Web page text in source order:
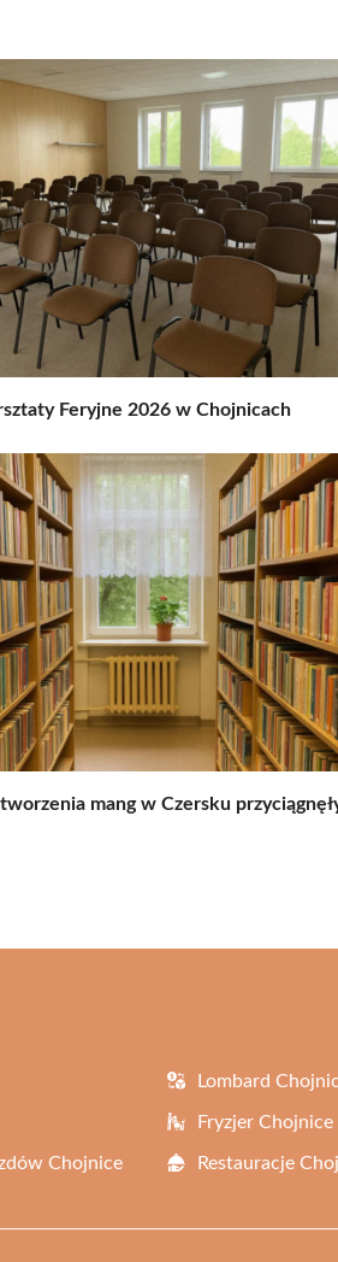
Feryjne 2026 w Chojnicach
mang w Czersku
Lombard
Fryzjer Chojnice
Chojnice Restauracje